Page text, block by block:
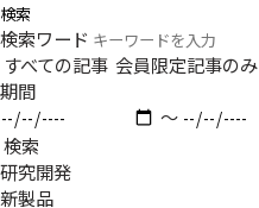
検索
検索ワード
すべての記事 会員限定記事のみ
期間
〜
検索
研究開発
新製品